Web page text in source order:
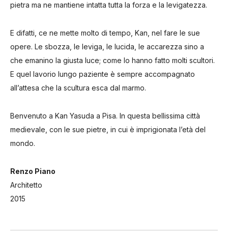
pietra ma ne mantiene intatta tutta la forza e la levigatezza.
E difatti, ce ne mette molto di tempo, Kan, nel fare le sue
opere. Le sbozza, le leviga, le lucida, le accarezza sino a
che emanino la giusta luce; come lo hanno fatto molti scultori.
E quel lavorio lungo paziente è sempre accompagnato
all’attesa che la scultura esca dal marmo.
Benvenuto a Kan Yasuda a Pisa. In questa bellissima città
medievale, con le sue pietre, in cui è imprigionata l’età del
mondo.
Renzo Piano
Architetto
2015